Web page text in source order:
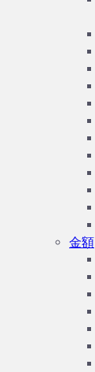
金額